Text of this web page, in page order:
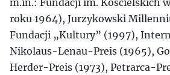
m.in.: Fundacji im. Kościelskich
roku 1964), Jurzykowski
Fundacji „Kultury” (1997),
Nikolaus-Lenau-Preis (1965),
Herder-Preis (1973), Petrarca-